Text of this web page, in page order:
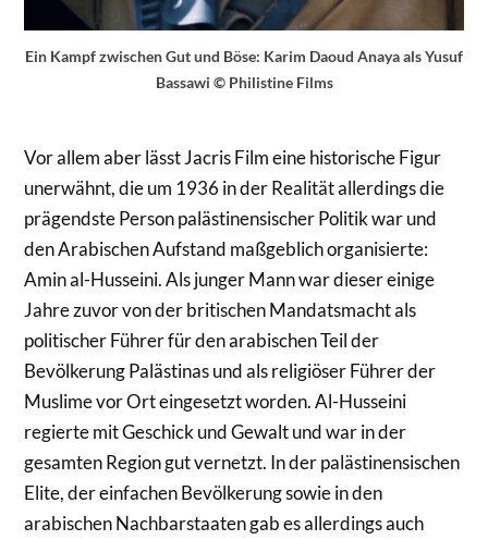
Ein Kampf zwischen Gut und Böse: Karim Daoud Anaya als Yusuf
Bassawi © Philistine Films
Vor allem aber lässt Jacris Film eine historische Figur
unerwähnt, die um 1936 in der Realität allerdings die
prägendste Person palästinensischer Politik war und
den Arabischen Aufstand maßgeblich organisierte:
Amin al-Husseini. Als junger Mann war dieser einige
Jahre zuvor von der britischen Mandatsmacht als
politischer Führer für den arabischen Teil der
Bevölkerung Palästinas und als religiöser Führer der
Muslime vor Ort eingesetzt worden. Al-Husseini
regierte mit Geschick und Gewalt und war in der
gesamten Region gut vernetzt. In der palästinensischen
Elite, der einfachen Bevölkerung sowie in den
arabischen Nachbarstaaten gab es allerdings auch